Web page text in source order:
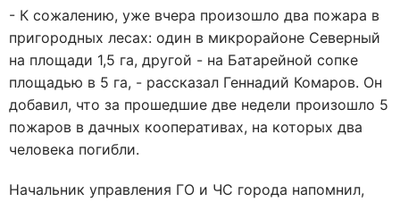
- К сожалению, уже вчера произошло два пожара в
пригородных лесах: один в микрорайоне Северный
на площади 1,5 га, другой - на Батарейной сопке
площадью в 5 га, - рассказал Геннадий Комаров. Он
добавил, что за прошедшие две недели произошло 5
пожаров в дачных кооперативах, на которых два
человека погибли.
Начальник управления ГО и ЧС города напомнил,